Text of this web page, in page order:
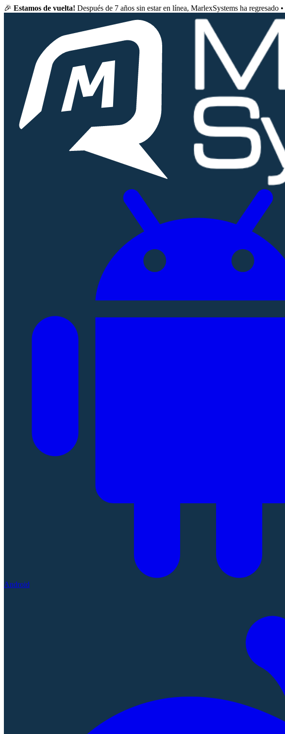
🎉 Estamos de vuelta! Después de 7 años sin estar en línea, MarlexSystems ha regresado •
Android